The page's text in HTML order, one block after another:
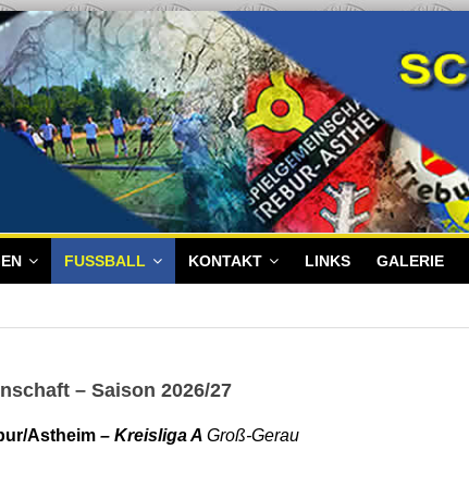
FUSSBALL KONTAKT LINKS GALERIE
– Saison 2026/27
Astheim– Kreisliga A Groß-Gerau